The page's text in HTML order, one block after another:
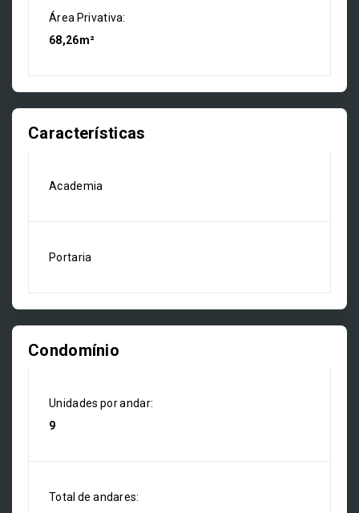
Área Privativa:
68,26m²
Características
Academia
Portaria
Condomínio
Unidades por andar:
9
Total de andares: